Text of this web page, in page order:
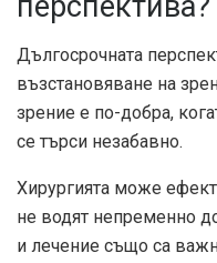
Дългосрочната
възстановяване на
зрение е по-добра,
се търси незабавно.
Хирургията може
не водят непременно
и лечение също са